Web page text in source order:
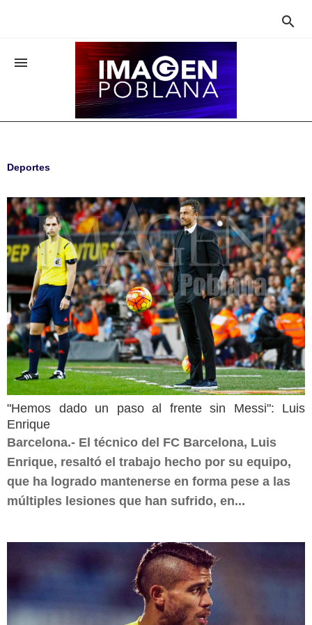


Deportes
"Hemos dado un paso al frente sin Messi": Luis
Enrique
Barcelona.- El técnico del FC Barcelona, Luis
Enrique, resaltó el trabajo hecho por su equipo,
que ha logrado mantenerse en forma pese a las
múltiples lesiones que han sufrido, en...